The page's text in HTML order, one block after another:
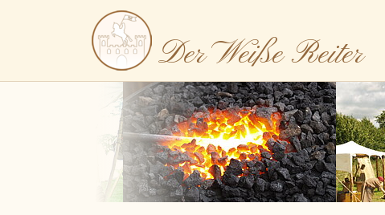
Der Weiße Reiter